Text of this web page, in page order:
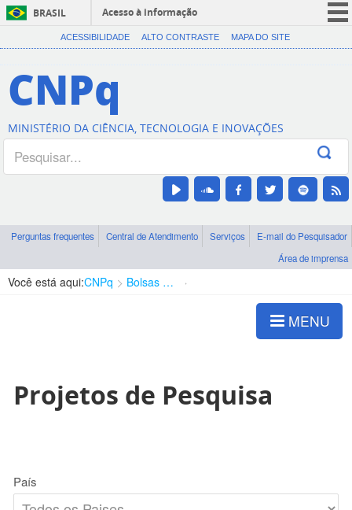
BRASIL
Acesso à informação
CORONAVÍRUS (COVID-19)
Canais
ACESSIBILIDADE ALTO CONTRASTE MAPA DO SITE
CNPq
MINISTÉRIO DA CIÊNCIA, TECNOLOGIA E INOVAÇÕES
Perguntas frequentes Central de Atendimento Serviços
E-mail do Pesquisador
Área de imprensa
Você está aqui:CNPq Bolsas e Auxílios Vigentes
MENU
Projetos de Pesquisa
País